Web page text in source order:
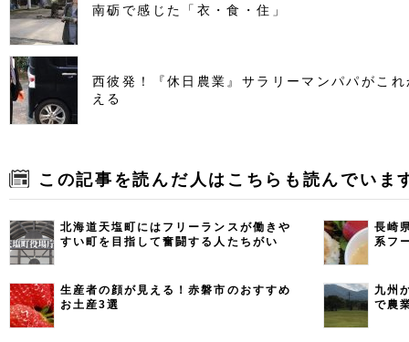
南砺で感じた「衣・食・住」
西彼発！『休日農業』サラリーマンパパがこ
える
この記事を読んだ人はこちらも読んでいま
北海道天塩町にはフリーランスが働きや
すい町を目指して奮闘する人たちがい
長崎
系フ
生産者の顔が見える！赤磐市のおすすめ
お土産3選
九州
で農